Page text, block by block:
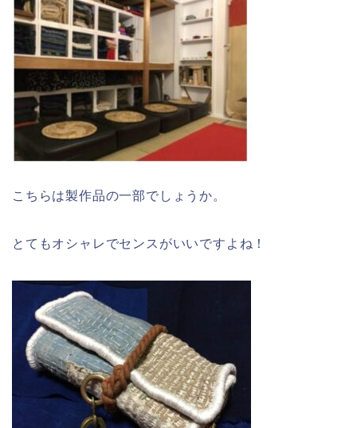
こちらは製作品の一部でしょうか。
とてもオシャレでセンスがいいですよね！